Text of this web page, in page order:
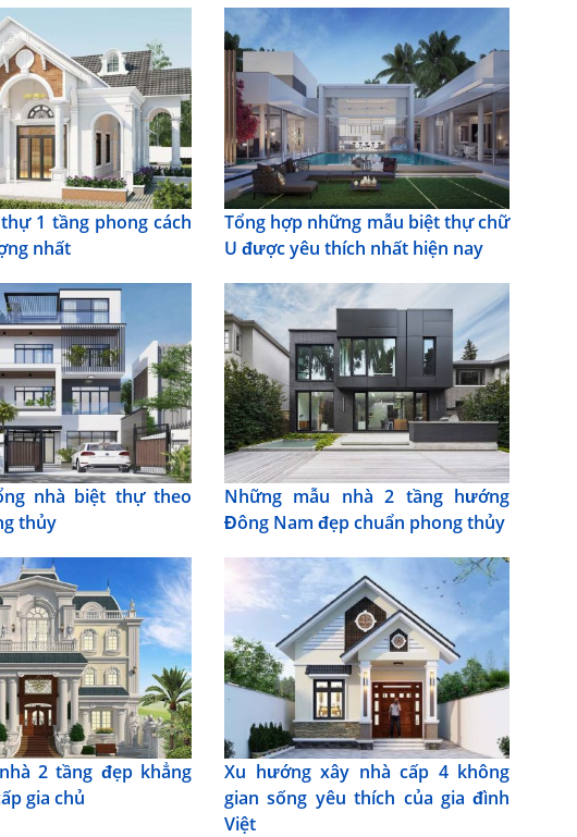
1 tầng phong cách
nhất
Tổng hợp những mẫu biệt thự chữ
U được yêu thích nhất hiện nay
nhà biệt thự theo
thủy
Những mẫu nhà 2 tầng hướng
Đông Nam đẹp chuẩn phong thủy
2 tầng đẹp khẳng
gia chủ
Xu hướng xây nhà cấp 4 không
gian sống yêu thích của gia đình
Việt